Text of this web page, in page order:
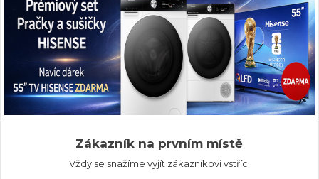
Zákazník na prvním místě
Vždy se snažíme vyjít zákazníkovi vstříc.